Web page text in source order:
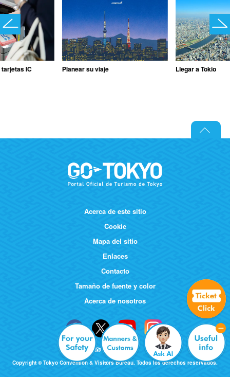
IC Planear su viaje Llegar a Tokio
Acerca de este sitio
Cookie
Mapa del sitio
Enlaces
Contacto
Tamaño de fuente y color
Acerca de nosotros
Copyright © Tokyo Convention & Visitors Bureau. Todos los derechos reservados.